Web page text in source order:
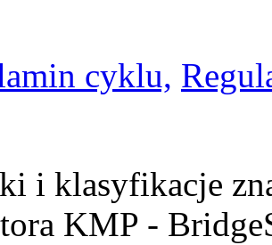
cyklu,
i klasyfikacje
KMP -